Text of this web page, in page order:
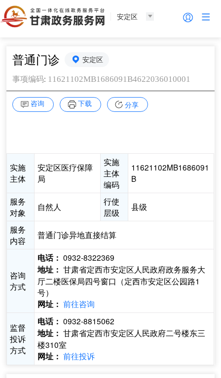
安定区
普通门诊 安定区
事项编码: 11621102MB1686091B4622036010001
咨询 下载 分享
实施
主体
安定区医疗保障
局
实施
主体
编码
11621102MB1686091
B
服务
对象
自然人
行使
层级
县级
服务
内容
普通门诊异地直接结算
咨询
方式
电话： 0932-8322369
地址： 甘肃省定西市安定区人民政府政务服务大
厅二楼医保局四号窗口（定西市安定区公园路1
号）
网址： 前往咨询
监督
投诉
方式
电话： 0932-8815062
地址： 甘肃省定西市安定区人民政府二号楼东三
楼310室
网址： 前往投诉